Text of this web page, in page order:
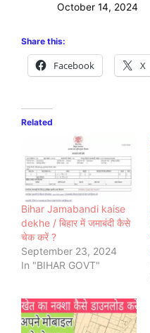
October 14, 2024
Share this:
Facebook X
Related
Bihar Jamabandi kaise
dekhe / बिहार में जमाबंदी कैसे
चेक करें ?
September 23, 2024
In "BIHAR GOVT"